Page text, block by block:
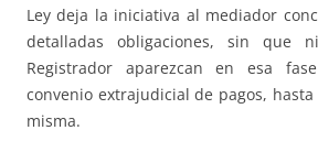
Ley deja la iniciativa al mediador
detalladas obligaciones, sin
Registrador aparezcan en esa
convenio extrajudicial de pagos,
misma.